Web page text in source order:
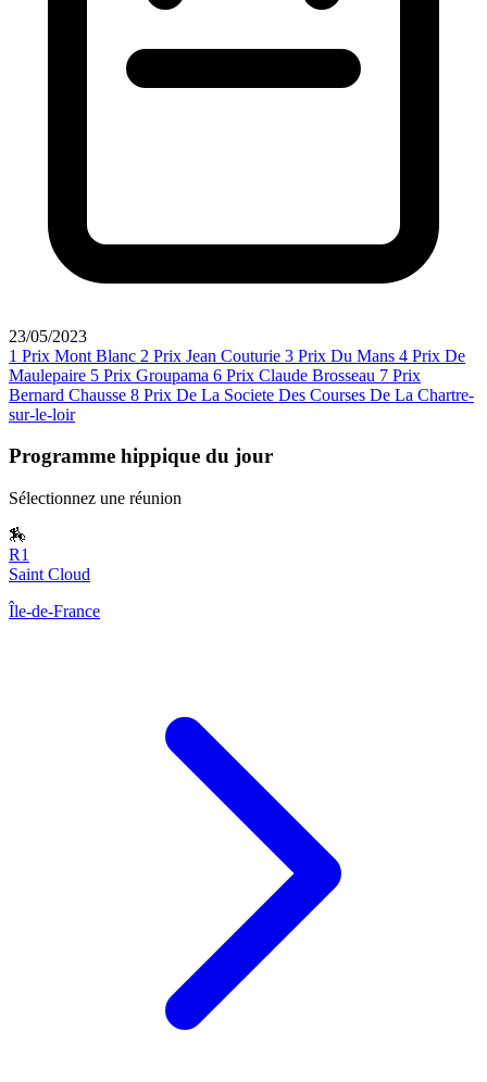
23/05/2023
1 Prix Mont Blanc 2 Prix Jean Couturie 3 Prix Du Mans 4 Prix De
Maulepaire 5 Prix Groupama 6 Prix Claude Brosseau 7 Prix
Bernard Chausse 8 Prix De La Societe Des Courses De La Chartre-
sur-le-loir
Programme hippique du jour
Sélectionnez une réunion
🏇
R1
Saint Cloud
Île-de-France